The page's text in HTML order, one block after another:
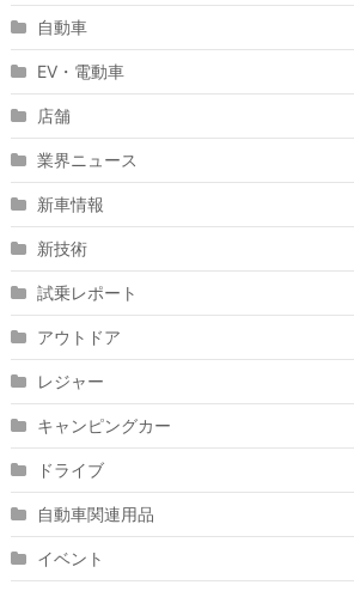
自動車
EV・電動車
店舗
業界ニュース
新車情報
新技術
試乗レポート
アウトドア
レジャー
キャンピングカー
ドライブ
自動車関連用品
イベント